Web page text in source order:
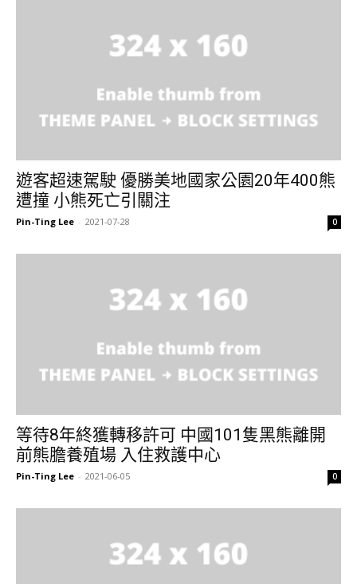
遊客超速駕駛 優勝美地國家公園20年400熊
遭撞 小熊死亡引關注
Pin-Ting Lee - 2021-07-28 0
等待8年終獲轉移許可 中國101隻黑熊離開
前熊膽養殖場 入住救護中心
Pin-Ting Lee - 2021-06-05 0